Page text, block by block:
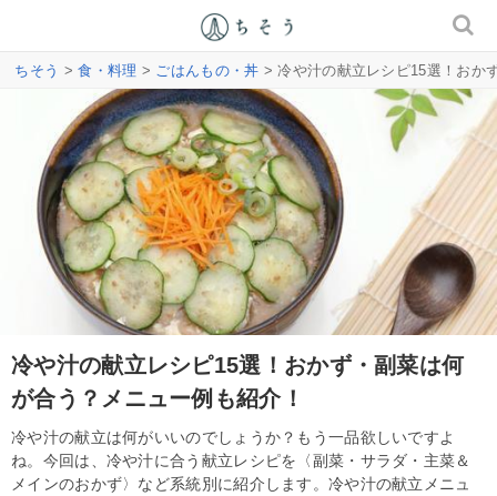
ちそう >食・料理 > ごはんもの・丼 > 冷や汁の献立レシピ15選！おか
冷や汁の献立レシピ15選！おかず・副菜は何
が合う？メニュー例も紹介！
冷や汁の献立は何がいいのでしょうか？もう一品欲しいですよ
ね。今回は、冷や汁に合う献立レシピを〈副菜・サラダ・主菜＆
メインのおかず〉など系統別に紹介します。冷や汁の献立メニュ